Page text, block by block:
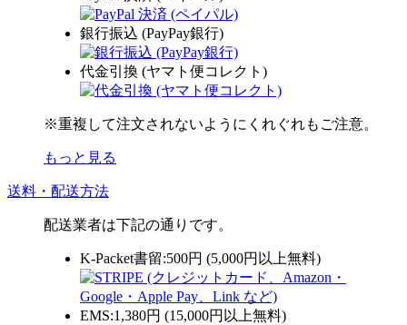
銀行振込 (PayPay銀行)
代金引換 (ヤマト便コレクト)
※重複して注文されないようにくれぐれもご注意。
もっと見る
送料・配送方法
配送業者は下記の通りです。
K-Packet書留:500円 (5,000円以上無料)
EMS:1,380円 (15,000円以上無料)